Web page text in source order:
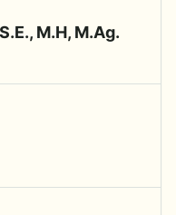
M.H, M.Ag.